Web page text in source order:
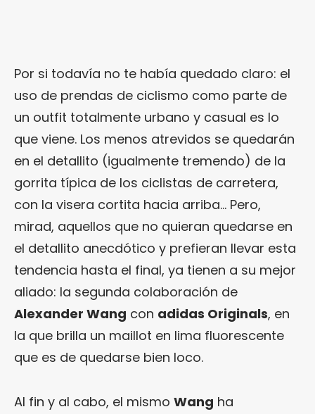
Por si todavía no te había quedado claro: el
uso de prendas de ciclismo como parte de
un outfit totalmente urbano y casual es lo
que viene. Los menos atrevidos se quedarán
en el detallito (igualmente tremendo) de la
gorrita típica de los ciclistas de carretera,
con la visera cortita hacia arriba… Pero,
mirad, aquellos que no quieran quedarse en
el detallito anecdótico y prefieran llevar esta
tendencia hasta el final, ya tienen a su mejor
aliado: la segunda colaboración de
Alexander Wang con adidas Originals, en
la que brilla un maillot en lima fluorescente
que es de quedarse bien loco.
Al fin y al cabo, el mismo Wang ha